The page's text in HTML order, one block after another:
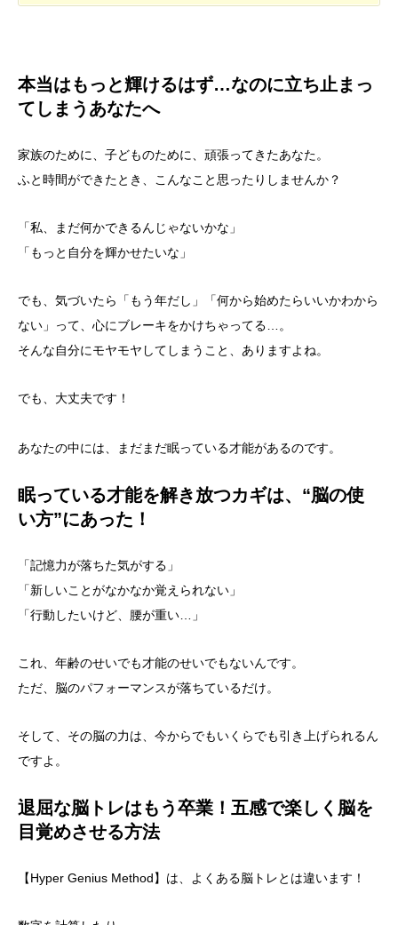
本当はもっと輝けるはず…なのに立ち止まっ
てしまうあなたへ
家族のために、子どものために、頑張ってきたあなた。
ふと時間ができたとき、こんなこと思ったりしませんか？
「私、まだ何かできるんじゃないかな」
「もっと自分を輝かせたいな」
でも、気づいたら「もう年だし」「何から始めたらいいかわから
ない」って、心にブレーキをかけちゃってる…。
そんな自分にモヤモヤしてしまうこと、ありますよね。
でも、大丈夫です！
あなたの中には、まだまだ眠っている才能があるのです。
眠っている才能を解き放つカギは、“脳の使
い方”にあった！
「記憶力が落ちた気がする」
「新しいことがなかなか覚えられない」
「行動したいけど、腰が重い…」
これ、年齢のせいでも才能のせいでもないんです。
ただ、脳のパフォーマンスが落ちているだけ。
そして、その脳の力は、今からでもいくらでも引き上げられるん
ですよ。
退屈な脳トレはもう卒業！五感で楽しく脳を
目覚めさせる方法
【Hyper Genius Method】は、よくある脳トレとは違います！